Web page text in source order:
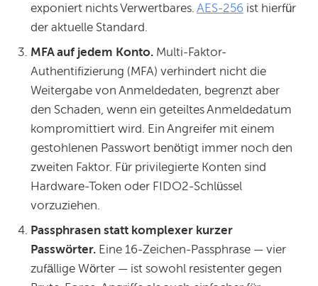
exponiert nichts Verwertbares. AES-256 ist hierfür
der aktuelle Standard.
MFA auf jedem Konto. Multi-Faktor-
Authentifizierung (MFA) verhindert nicht die
Weitergabe von Anmeldedaten, begrenzt aber
den Schaden, wenn ein geteiltes Anmeldedatum
kompromittiert wird. Ein Angreifer mit einem
gestohlenen Passwort benötigt immer noch den
zweiten Faktor. Für privilegierte Konten sind
Hardware-Token oder FIDO2-Schlüssel
vorzuziehen.
Passphrasen statt komplexer kurzer
Passwörter. Eine 16-Zeichen-Passphrase — vier
zufällige Wörter — ist sowohl resistenter gegen